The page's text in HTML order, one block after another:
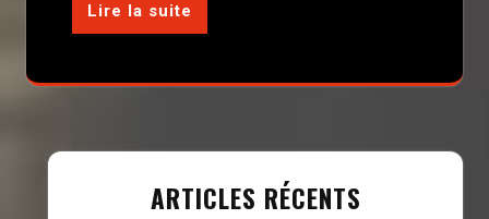
Lire la suite
ARTICLES RÉCENTS